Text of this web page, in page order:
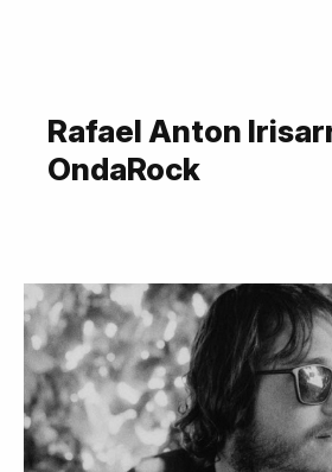
Rafael Anton
OndaRock